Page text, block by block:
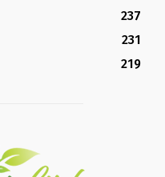
237
231
219